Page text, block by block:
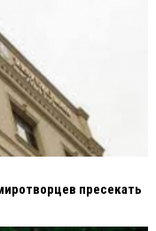
пресекать